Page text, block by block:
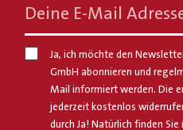
Deine E-Mail
Ja, ich möchte den
GmbH abonnieren und
Mail informiert werden. Die
jederzeit kostenlos
durch Ja! Natürlich finden Sie